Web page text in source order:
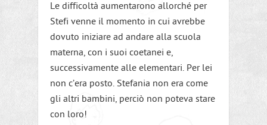
Le difficoltà aumentarono allorché per
Stefi venne il momento in cui avrebbe
dovuto iniziare ad andare alla scuola
materna, con i suoi coetanei e,
successivamente alle elementari. Per lei
non c’era posto. Stefania non era come
gli altri bambini, perciò non poteva stare
con loro!